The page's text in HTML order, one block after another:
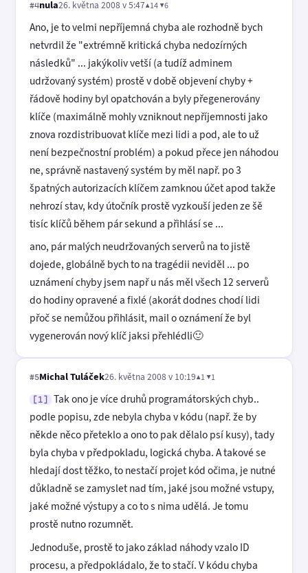
#4nula26. května 2008 v 5:47▲14 ▼6
Ano, je to velmi nepříjemná chyba ale rozhodně bych
netvrdil že "extrémně kritická chyba nedozírných
následků" ... jakýkoliv vetší (a tudíž adminem
udržovaný systém) prostě v době objevení chyby +
řádově hodiny byl opatchován a byly přegenerovány
klíče (maximálně mohly vzniknout nepříjemnosti jako
znova rozdistribuovat klíče mezi lidi a pod, ale to už
není bezpečnostní problém) a pokud přece jen náhodou
ne, správně nastavený systém by měl např. po 3
špatných autorizacích klíčem zamknou účet apod takže
nehrozí stav, kdy útočník prostě vyzkouší jeden ze šě
tisíc klíčů během pár sekund a přihlásí se ...
ano, pár malých neudržovaných serverů na to jistě
dojede, globálně bych to na tragédii neviděl ... po
uznámení chyby jsem např u nás měl všech 12 serverů
do hodiny opravené a fixlé (akorát dodnes chodí lidi
přoč se nemůžou přihlásit, mail o oznámení že byl
vygenerován nový klíč jaksi přehlédli🙂
#5Michal Tuláček26. května 2008 v 10:19▲1 ▼1
[1]
Tak ono je více druhů programátorských chyb..
podle popisu, zde nebyla chyba v kódu (např. že by
někde něco přeteklo a ono to pak dělalo psí kusy), tady
byla chyba v předpokladu, logická chyba. A takové se
hledají dost těžko, to nestačí projet kód očima, je nutné
důkladně se zamyslet nad tím, jaké jsou možné vstupy,
jaké možné výstupy a co to s nima udělá. Je tomu
prostě nutno rozumnět.
Jednoduše, prostě to jako základ náhody vzalo ID
procesu, a předpokládalo, že to stačí. V kódu chyba